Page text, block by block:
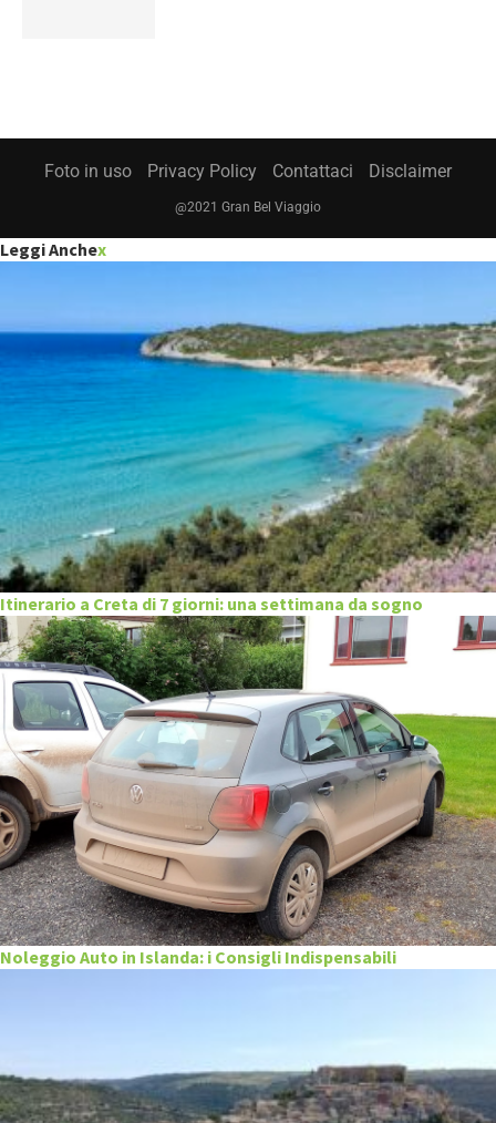
Foto in uso Privacy Policy Contattaci Disclaimer
@2021 Gran Bel Viaggio
Leggi Anchex
Itinerario a Creta di 7 giorni: una settimana da sogno
Noleggio Auto in Islanda: i Consigli Indispensabili